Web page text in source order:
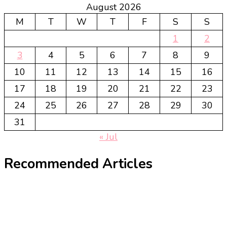
August 2026
M
T W T F S
S
1
2
3
4 5 6 7 8
9
10
11 12 13 14 15
16
17
18 19 20 21 22
23
24
25 26 27 28 29
30
31
« Jul
Recommended Articles